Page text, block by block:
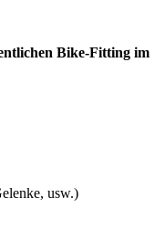
Bike-Fitting im
usw.)